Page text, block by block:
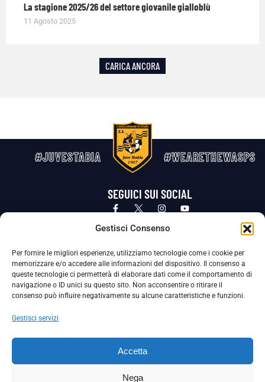
Gestisci Consenso
Per fornire le migliori esperienze, utilizziamo tecnologie come i cookie per
memorizzare e/o accedere alle informazioni del dispositivo. Il consenso a
queste tecnologie ci permetterà di elaborare dati come il comportamento di
navigazione o ID unici su questo sito. Non acconsentire o ritirare il
consenso può influire negativamente su alcune caratteristiche e funzioni.
Gestisci servizi
Accetta
Nega
La stagione 2025/26 del settore giovanile gialloblù
11 Agosto 2025
CARICA ANCORA
#JUVESTABIA #WEARETHEWASPS
SEGUICI SUI SOCIAL
Privacy Policy Cookie Policy
La Società ha nominato il Responsabile della Protezione dei Dati Personali (DPO), figura specializzata che vigila sulle modalità
adottate dalla nostra Società per tutelare i Suoi dati personali.
Per contattare il DPO può scrivere a
La Società ha inoltre adottato un proprio Codice Etico, consultabile al seguente link: